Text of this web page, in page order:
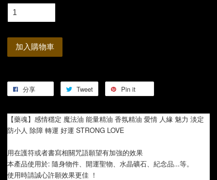
加入購物車
分享 Tweet Pin it
【藥魂】感情穩定 魔法油 能量精油 香氛精油 愛情 人緣 魅力 淡定
防小人 除障 轉運 好運 STRONG LOVE
用在護符或者書寫相關咒語願望有加強的效果
本產品使用於: 隨身物件、開運聖物、水晶礦石、紀念品...等。
使用時請誠心許願效果更佳 ！